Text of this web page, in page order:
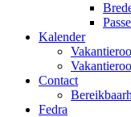
Kalender
Contact
Fedra